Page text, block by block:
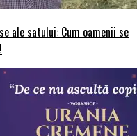
ale satului: Cum oamenii se